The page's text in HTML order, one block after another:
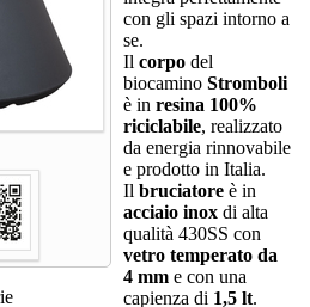
con gli spazi intorno a
se.
Il corpo del
biocamino Stromboli
è in resina 100%
riciclabile, realizzato
da energia rinnovabile
e prodotto in Italia.
Il bruciatore è in
acciaio inox di alta
qualità 430SS con
vetro temperato da
4 mm e con una
capienza di 1,5 lt.